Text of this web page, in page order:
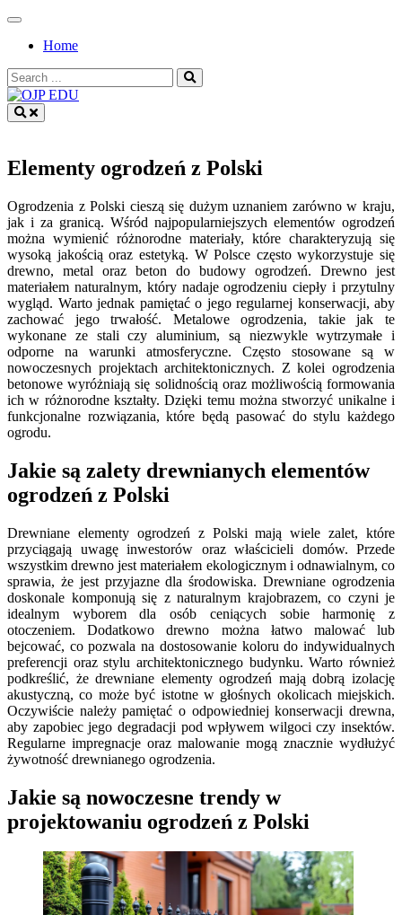
Skip
contentHome
Search
for:
Elementy ogrodzeń z Polski
Ogrodzenia z Polski cieszą się dużym uznaniem zarówno w kraju,
jak i za granicą. Wśród najpopularniejszych elementów ogrodzeń
można wymienić różnorodne materiały, które charakteryzują się
wysoką jakością oraz estetyką. W Polsce często wykorzystuje się
drewno, metal oraz beton do budowy ogrodzeń. Drewno jest
materiałem naturalnym, który nadaje ogrodzeniu ciepły i przytulny
wygląd. Warto jednak pamiętać o jego regularnej konserwacji, aby
zachować jego trwałość. Metalowe ogrodzenia, takie jak te
wykonane ze stali czy aluminium, są niezwykle wytrzymałe i
odporne na warunki atmosferyczne. Często stosowane są w
nowoczesnych projektach architektonicznych. Z kolei ogrodzenia
betonowe wyróżniają się solidnością oraz możliwością formowania
ich w różnorodne kształty. Dzięki temu można stworzyć unikalne i
funkcjonalne rozwiązania, które będą pasować do stylu każdego
ogrodu.
Jakie są zalety drewnianych elementów
ogrodzeń z Polski
Drewniane elementy ogrodzeń z Polski mają wiele zalet, które
przyciągają uwagę inwestorów oraz właścicieli domów. Przede
wszystkim drewno jest materiałem ekologicznym i odnawialnym, co
sprawia, że jest przyjazne dla środowiska. Drewniane ogrodzenia
doskonale komponują się z naturalnym krajobrazem, co czyni je
idealnym wyborem dla osób ceniących sobie harmonię z
otoczeniem. Dodatkowo drewno można łatwo malować lub
bejcować, co pozwala na dostosowanie koloru do indywidualnych
preferencji oraz stylu architektonicznego budynku. Warto również
podkreślić, że drewniane elementy ogrodzeń mają dobrą izolację
akustyczną, co może być istotne w głośnych okolicach miejskich.
Oczywiście należy pamiętać o odpowiedniej konserwacji drewna,
aby zapobiec jego degradacji pod wpływem wilgoci czy insektów.
Regularne impregnacje oraz malowanie mogą znacznie wydłużyć
żywotność drewnianego ogrodzenia.
Jakie są nowoczesne trendy w
projektowaniu ogrodzeń z Polski